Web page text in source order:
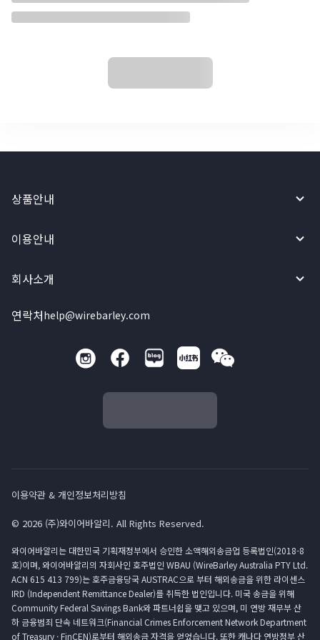
상품안내
이용안내
회사소개
연락처help@wirebarley.com
이용약관 & 개인정보처리방침
© 2026 (주)와이어바알리. All Rights Reserved.
와이어바알리는 대한민국 기획재정부에서 승인한 소액해외송금업 등록법인(2018-8
호)이며, 와이어바알리의 자회사인 호주법인 WBAU (WireBarley Australia PTY Ltd.
ACN 615 413 799)는 호주금융당국 AUSTRAC으로 부터 해외송금을 위한 라이센스
IRD (Independent Remittance Dealer)를 취득한 법인입니다. 미국 송금을 위해
Community Federal Savings Bank와 파트너쉽을 맺고 있으며, 미 연방 재무부 산
하 금융범죄 단속 네트워크(Financial Crimes Enforcement Network Department
of Treasury · FinCEN)로부터 해외송금 자격을 얻었습니다. 또한 캐나다 연방정부 산